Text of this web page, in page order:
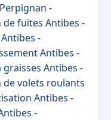
-
de fuites Antibes -
-
Antibes -
graisses Antibes -
de volets roulants
Antibes -
-